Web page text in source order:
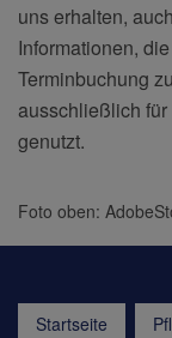
uns erhalten,
Informationen,
Terminbuchung
ausschließlich für
genutzt.
Foto oben:
Startseite